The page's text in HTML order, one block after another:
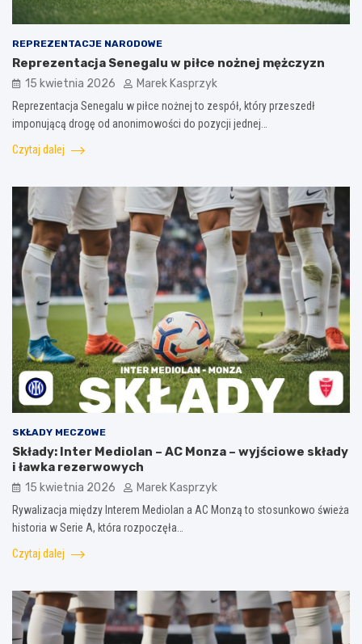
REPREZENTACJE NARODOWE
Reprezentacja Senegalu w piłce nożnej mężczyzn
15 kwietnia 2026 Marek Kasprzyk
Reprezentacja Senegalu w piłce nożnej to zespół, który przeszedł
imponującą drogę od anonimowości do pozycji jednej…
Czytaj dalej
SKŁADY MECZOWE
Składy: Inter Mediolan – AC Monza – wyjściowe składy
i ławka rezerwowych
15 kwietnia 2026 Marek Kasprzyk
Rywalizacja między Interem Mediolan a AC Monzą to stosunkowo świeża
historia w Serie A, która rozpoczęła…
Czytaj dalej